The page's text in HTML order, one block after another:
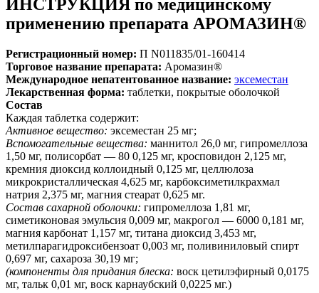
ИНСТРУКЦИЯ по медицинскому
применению препарата АРОМАЗИН®
Регистрационный номер: П N011835/01-160414
Торговое название препарата: Аромазин®
Международное непатентованное название: эксеместан
Лекарственная форма: таблетки, покрытые оболочкой
Состав
Каждая таблетка содержит:
Активное вещество: эксеместан 25 мг;
Вспомогательные вещества: маннитол 26,0 мг, гипромеллоза
1,50 мг, полисорбат — 80 0,125 мг, кросповидон 2,125 мг,
кремния диоксид коллоидный 0,125 мг, целлюлоза
микрокристаллическая 4,625 мг, карбоксиметилкрахмал
натрия 2,375 мг, магния стеарат 0,625 мг.
Состав сахарной оболочки: гипромеллоза 1,81 мг,
симетиконовая эмульсия 0,009 мг, макрогол — 6000 0,181 мг,
магния карбонат 1,157 мг, титана диоксид 3,453 мг,
метилпарагидроксибензоат 0,003 мг, поливиниловый спирт
0,697 мг, сахароза 30,19 мг;
(компоненты для придания блеска: воск цетилэфирный 0,0175
мг, тальк 0,01 мг, воск карнаубский 0,0225 мг.)